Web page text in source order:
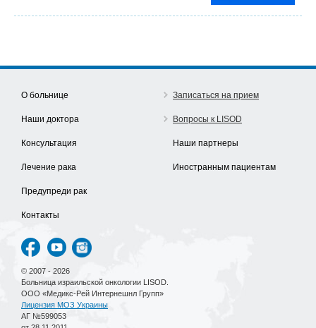
О больнице
Наши доктора
Консультация
Лечение рака
Предупреди рак
Контакты
Записаться на прием
Вопросы к LISOD
Наши партнеры
Иностранным пациентам
© 2007 - 2026
Больница израильской онкологии LISOD.
ООО «Медикс-Рей Интернешнл Групп»
Лицензия МОЗ Украины
АГ №599053